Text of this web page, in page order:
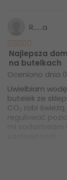
R......a
Najlepsza
na butelkach
Oceniono dnia
Uwielbiam
butelek ze
CO₂ robi
regulować